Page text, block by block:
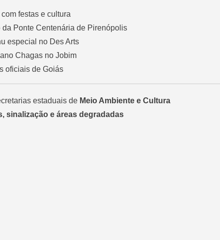
festas e cultura
Ponte Centenária de Pirenópolis
especial no Des Arts
Chagas no Jobim
oficiais de Goiás
estaduais de Meio Ambiente e Cultura
sinalização e áreas degradadas